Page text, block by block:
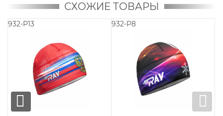
СХОЖИЕ ТОВАРЫ
932-P13 932-P8